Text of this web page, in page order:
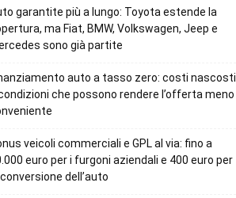
garantite più a lungo: Toyota estende la
ma Fiat, BMW, Volkswagen, Jeep e
sono già partite
auto a tasso zero: costi nascosti
che possono rendere l’offerta meno
veicoli commerciali e GPL al via: fino a
euro per i furgoni aziendali e 400 euro per
dell’auto